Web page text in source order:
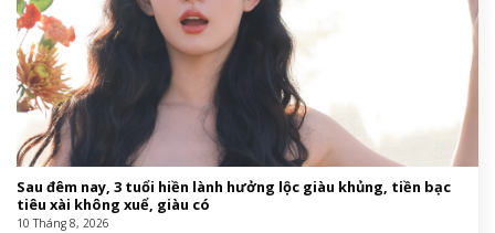
Sau đêm nay, 3 tuổi hiền lành hưởng lộc giàu khủng, tiền bạc
tiêu xài không xuể, giàu có
10 Tháng 8, 2026